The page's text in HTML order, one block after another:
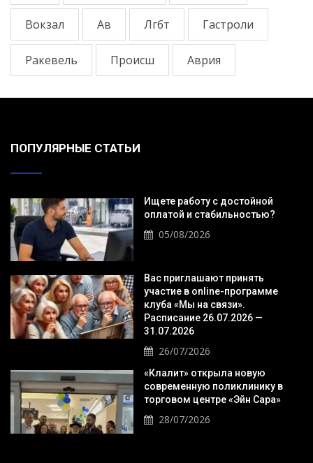
Вокзал Ав Лгбт Гастроли
Ракевель Происш Аврия
ПОПУЛЯРНЫЕ СТАТЬИ
Ищете работу с достойной
оплатой и стабильностью?
05/08/2026
Вас приглашают принять
участие в online-программе
клуба «Мы на связи».
Расписание 26.07.2026 —
31.07.2026
26/07/2026
«Клалит» открыла новую
современную поликлинику в
торговом центре «Эйн Сара»
28/07/2026